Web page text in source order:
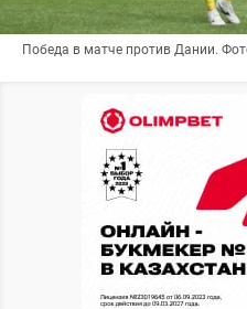
Победа в матче против Дании.